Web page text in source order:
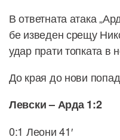
В ответната атака
бе изведен срещу
удар прати топката в
До края до нови
Левски – Арда 1:2
0:1 Леони 41′